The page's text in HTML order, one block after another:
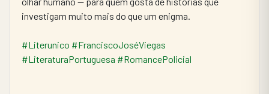
investigam muito mais do que um enigma.
#Literunico #FranciscoJoséViegas
#LiteraturaPortuguesa #RomancePolicial